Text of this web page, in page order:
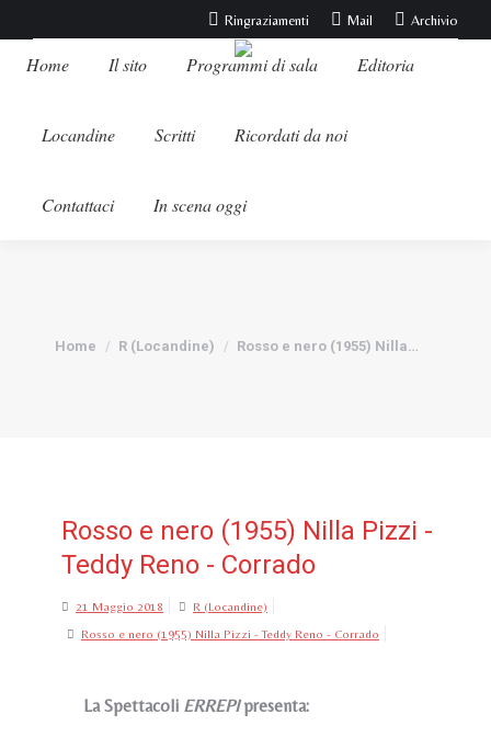
Ringraziamenti Mail Archivio
Home Il sito Programmi di sala Editoria
Locandine Scritti Ricordati da noi
Contattaci In scena oggi
Tu sei qui:
Home R (Locandine) Rosso e nero (1955) Nilla…
Rosso e nero (1955) Nilla Pizzi -
Teddy Reno - Corrado
21 Maggio 2018 R (Locandine)
Rosso e nero (1955) Nilla Pizzi - Teddy Reno - Corrado
La Spettacoli ERREPIpresenta: